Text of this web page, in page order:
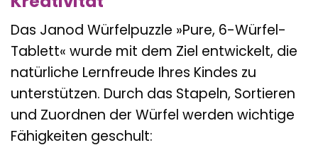
Das Janod Würfelpuzzle »Pure, 6-Würfel-
Tablett« wurde mit dem Ziel entwickelt, die
natürliche Lernfreude Ihres Kindes zu
unterstützen. Durch das Stapeln, Sortieren
und Zuordnen der Würfel werden wichtige
Fähigkeiten geschult: